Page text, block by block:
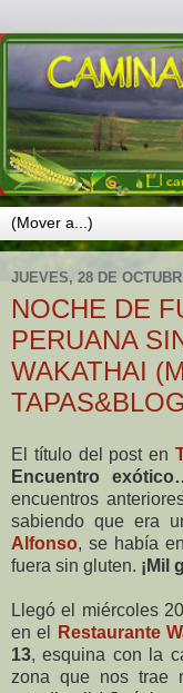
JUEVES, 28 DE
NOCHE DE
PERUANA
WAKATHAI
El título del post en
Encuentro
encuentros
sabiendo que era
Alfonso, se había
fuera sin gluten. ¡Mil
Llegó el miércoles
en el
Restaurante
13, esquina con la
zona que nos trae